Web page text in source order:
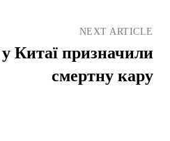
NEXT ARTICLE
Китаї призначили
смертну кару